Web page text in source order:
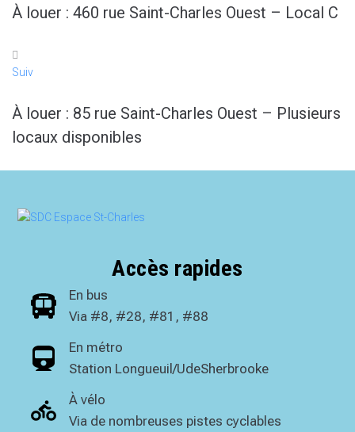
À louer : 460 rue Saint-Charles Ouest – Local C
Suiv
À louer : 85 rue Saint-Charles Ouest – Plusieurs
locaux disponibles
Accès rapides
En bus
Via #8, #28, #81, #88
En métro
Station Longueuil/UdeSherbrooke
À vélo
Via de nombreuses pistes cyclables